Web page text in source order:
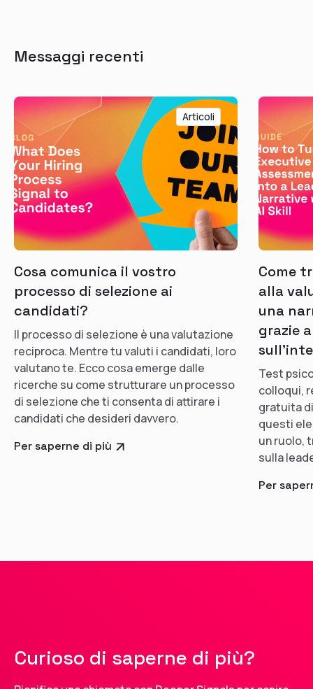
Messaggi recenti
Articoli
Cosa comunica il vostro
processo di selezione ai
candidati?
Il processo di selezione è una valutazione
reciproca. Mentre tu valuti i candidati, loro
valutano te. Ecco cosa emerge dalle
ricerche su come strutturare un processo
di selezione che ti consenta di attirare i
candidati che desideri davvero.
Per saperne di più
Come
alla
una
grazie
Test
colloqui,
gratuita
questi
un ruolo,
sulla
Per
Curioso di saperne di più?